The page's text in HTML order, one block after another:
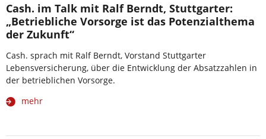
Cash. im Talk mit Ralf Berndt, Stuttgarter:
„Betriebliche Vorsorge ist das Potenzialthema
der Zukunft“
Cash. sprach mit Ralf Berndt, Vorstand Stuttgarter
Lebensversicherung, über die Entwicklung der Absatzzahlen in
der betrieblichen Vorsorge.
mehr